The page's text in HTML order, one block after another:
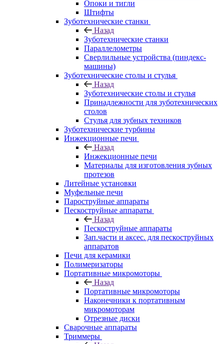
Опоки и тигли
Штифты
Зуботехнические станки
Назад
Зуботехнические станки
Параллелометры
Сверлильные устройства (пиндекс-
машины)
Зуботехнические столы и стулья
Назад
Зуботехнические столы и стулья
Принадлежности для зуботехнических
столов
Стулья для зубных техников
Зуботехнические турбины
Инжекционные печи
Назад
Инжекционные печи
Материалы для изготовления зубных
протезов
Литейные установки
Муфельные печи
Пароструйные аппараты
Пескоструйные аппараты
Назад
Пескоструйные аппараты
Зап.части и аксес. для пескоструйных
аппаратов
Печи для керамики
Полимеризаторы
Портативные микромоторы
Назад
Портативные микромоторы
Наконечники к портативным
микромоторам
Отрезные диски
Сварочные аппараты
Триммеры